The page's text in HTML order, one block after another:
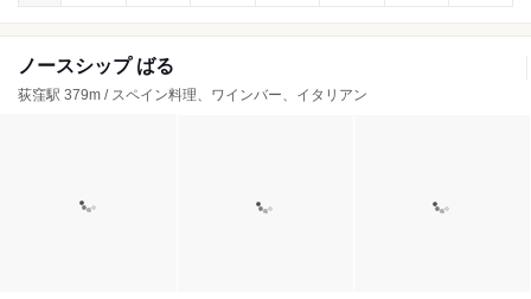
ノースシップ ばる
荻窪駅 379m / スペイン料理、ワインバー、イタリアン